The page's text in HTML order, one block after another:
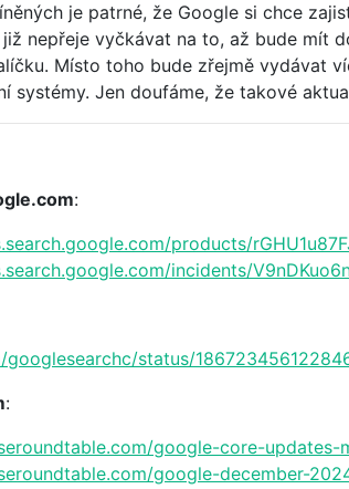
je patrné, že Google si chce
nepřeje vyčkávat na to, až bude mít
Místo toho bude zřejmě vydávat
systémy. Jen doufáme, že takové
:
products/
incidents/
status/
:
google-core-
google-december-